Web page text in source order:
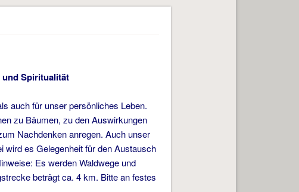
Spiri­tualität
auch für unser persönliches Leben.
zu Bäumen, zu den Auswirkungen
Nachdenken anregen. Auch unser
wird es Gelegenheit für den Austausch
Es werden Waldwege und
beträgt ca. 4 km. Bitte an festes